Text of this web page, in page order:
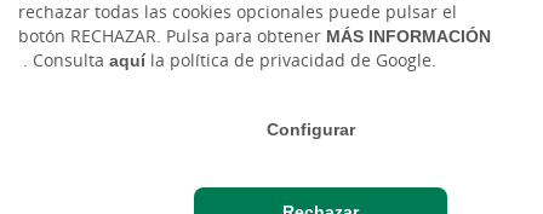
rechazar todas las cookies opcionales puede pulsar el
botón RECHAZAR. Pulsa para obtener MÁS INFORMACIÓN
. Consulta aquíla política de privacidad de Google.
Configurar
Tablón de anuncios Tipos de cambio Aviso legal
Política de cookies
Protección de datos